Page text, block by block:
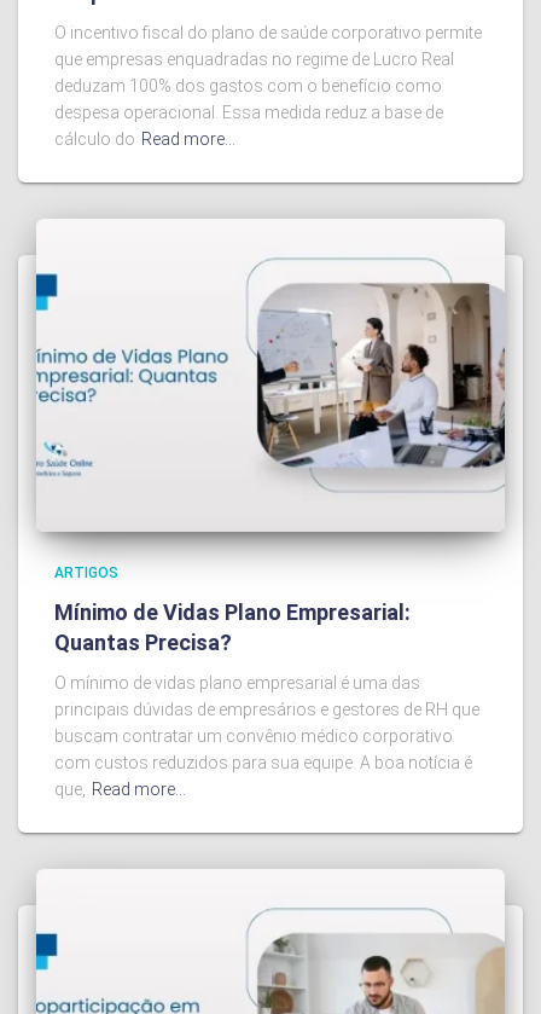
O incentivo fiscal do plano de saúde corporativo permite
que empresas enquadradas no regime de Lucro Real
deduzam 100% dos gastos com o benefício como
despesa operacional. Essa medida reduz a base de
cálculo do Read more…
ARTIGOS
Mínimo de Vidas Plano Empresarial:
Quantas Precisa?
O mínimo de vidas plano empresarial é uma das
principais dúvidas de empresários e gestores de RH que
buscam contratar um convênio médico corporativo
com custos reduzidos para sua equipe. A boa notícia é
que, Read more…